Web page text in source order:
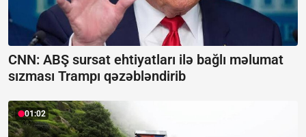
CNN: ABŞ sursat ehtiyatları ilə bağlı məlumat
sızması Trampı qəzəbləndirib
01:02